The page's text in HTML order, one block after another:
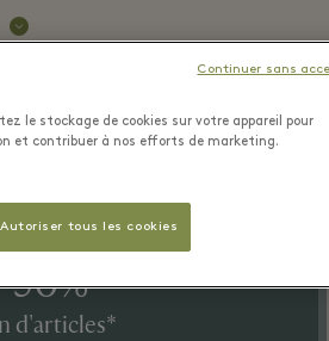
2026
50%
d'articles*
le stockage de cookies sur votre appareil pour
et contribuer à nos efforts de marketing.
Autoriser tous les cookies
Continuer sans